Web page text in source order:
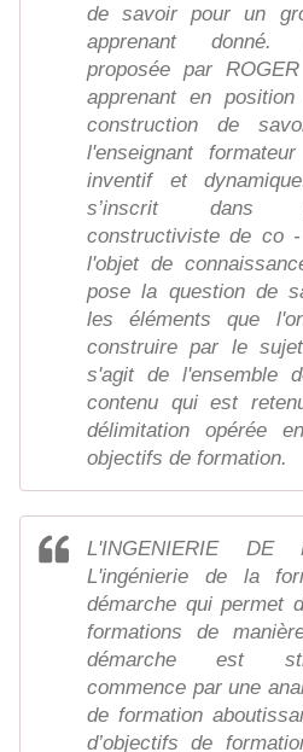
de savoir pour un
apprenant donné.
proposée par
apprenant en
construction de
l'enseignant
inventif et
s’inscrit dans
constructiviste de co
l'objet de
pose la question de
les éléments que
construire par le
s'agit de l'ensemble
contenu qui est
délimitation opérée
objectifs de formation.
L'INGENIERIE DE
L'ingénierie de la
démarche qui permet
formations de
démarche est
commence par une
de formation
d’objectifs de